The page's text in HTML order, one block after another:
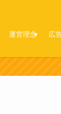
運営理念 広